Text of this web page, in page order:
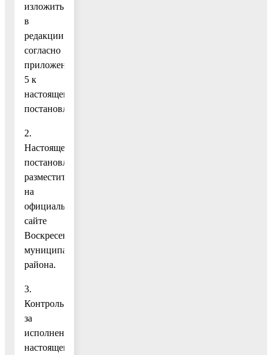
изложить
в
редакции
согласно
приложению
5 к
настоящему
постановлению.
2.
Настоящее
постановление
разместить
на
официальном
сайте
Воскресенского
муниципального
района.
3.
Контроль
за
исполнением
настоящего